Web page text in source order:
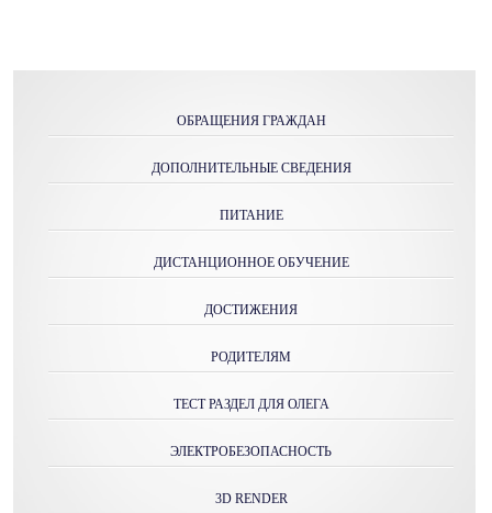
ОБРАЩЕНИЯ ГРАЖДАН
ДОПОЛНИТЕЛЬНЫЕ СВЕДЕНИЯ
ПИТАНИЕ
ДИСТАНЦИОННОЕ ОБУЧЕНИЕ
ДОСТИЖЕНИЯ
РОДИТЕЛЯМ
ТЕСТ РАЗДЕЛ ДЛЯ ОЛЕГА
ЭЛЕКТРОБЕЗОПАСНОСТЬ
3D RENDER